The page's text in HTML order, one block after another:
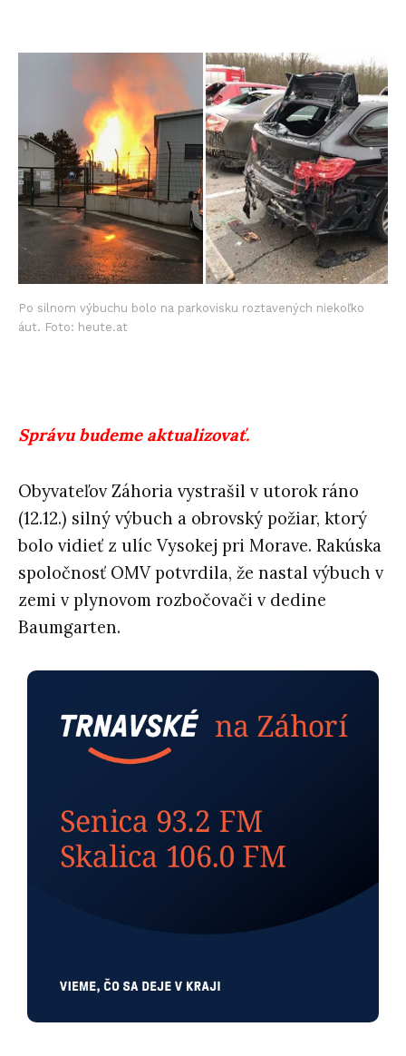
Po silnom výbuchu bolo na parkovisku roztavených niekoľko
áut. Foto: heute.at
Správu budeme aktualizovať.
Obyvateľov Záhoria vystrašil v utorok ráno
(12.12.) silný výbuch a obrovský požiar, ktorý
bolo vidieť z ulíc Vysokej pri Morave. Rakúska
spoločnosť OMV potvrdila, že nastal výbuch v
zemi v plynovom rozbočovači v dedine
Baumgarten.